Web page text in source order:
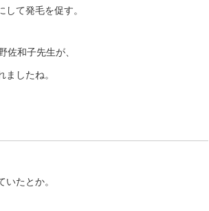
て発毛を促す。
佐和子先生が、
したね。
たとか。